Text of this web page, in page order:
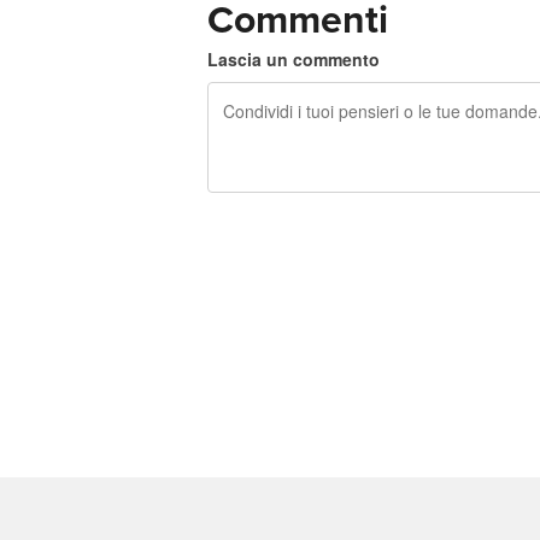
Commenti
Lascia un commento